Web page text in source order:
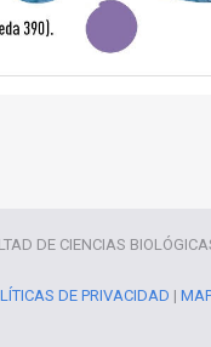
DE CIENCIAS
DE PRIVACIDAD |